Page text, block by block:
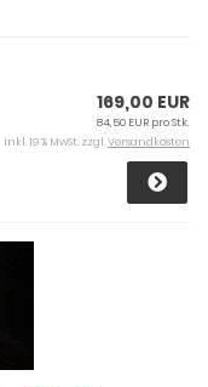
169,00 EUR
84,50 EUR pro Stk.
inkl. 19 % MwSt. zzgl.Versandkosten